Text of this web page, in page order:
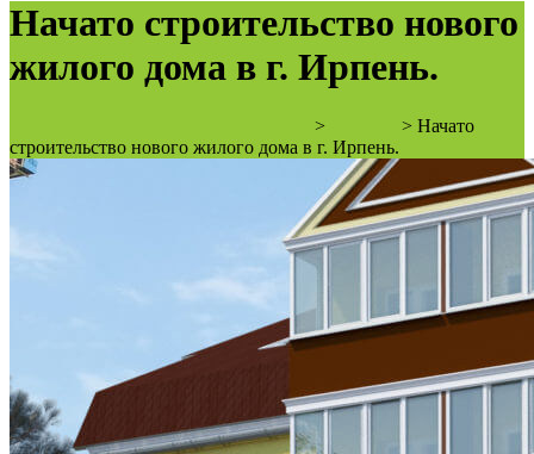
Начато строительство нового
жилого дома в г. Ирпень.
> > Начато
строительство нового жилого дома в г. Ирпень.